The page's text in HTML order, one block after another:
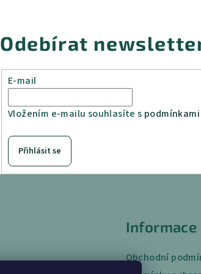
Odebírat
E-mail
Vložením e-mailu souhlasíte s
Přihlásit se
Informace
Obchodní